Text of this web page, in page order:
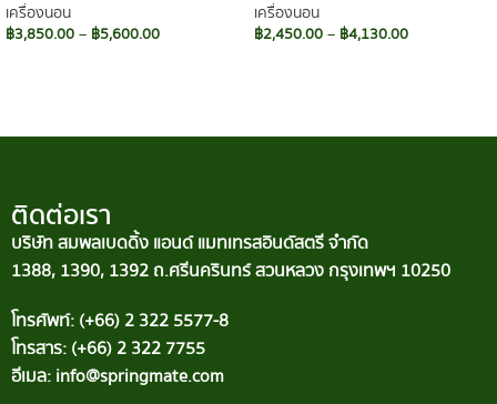
เครื่องนอน
฿3,850.00– ฿5,600.00
เครื่องนอน
฿2,450.00– ฿4,130.00
ติดต่อเรา
บริษัท สมพลเบดดิ้ง แอนด์ แมทเทรสอินดัสตรี จำกัด
1388, 1390, 1392 ถ.ศรีนครินทร์ สวนหลวง กรุงเทพฯ 10250
โทรศัพท์: (+66) 2 322 5577-8
โทรสาร: (+66) 2 322 7755
อีเมล: info@springmate.com